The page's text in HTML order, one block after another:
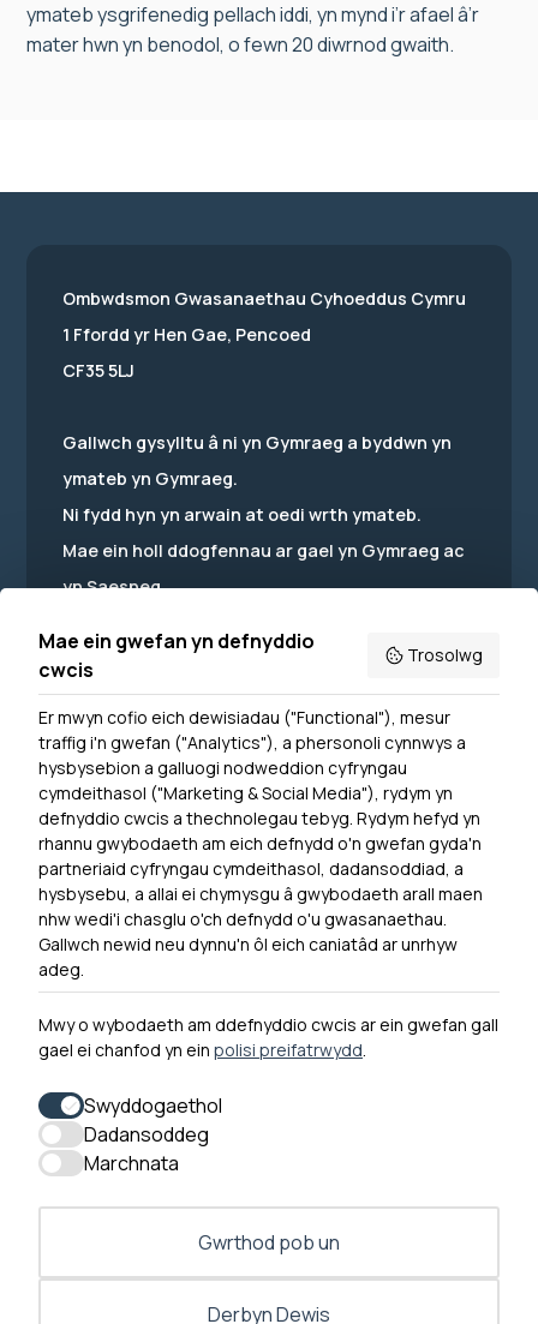
ymateb ysgrifenedig pellach iddi, yn mynd i’r afael â’r
mater hwn yn benodol, o fewn 20 diwrnod gwaith.
Dewislen Troedyn
Newyddion
Ymuno â ni
Hygyrchedd
Hysbysiad Preifatrwydd
Cysylltu â ni
0300 790 0203 Mae ein llinell ffôn ar agor rhwng 10yb-
4yp Dydd Llun - Dydd Gwener
Ombwdsmon Gwasanaethau Cyhoeddus Cymru
1 Ffordd yr Hen Gae, Pencoed
CF35 5LJ
Gallwch gysylltu â ni yn Gymraeg a byddwn yn
ymateb yn Gymraeg.
Ni fydd hyn yn arwain at oedi wrth ymateb.
Mae ein holl ddogfennau ar gael yn Gymraeg ac
yn Saesneg.
Powered by Translate
Mae ein gwefan yn defnyddio
cwcis
Trosolwg
Er mwyn cofio eich dewisiadau ("Functional"), mesur
traffig i'n gwefan ("Analytics"), a phersonoli cynnwys a
hysbysebion a galluogi nodweddion cyfryngau
cymdeithasol ("Marketing & Social Media"), rydym yn
defnyddio cwcis a thechnolegau tebyg. Rydym hefyd yn
rhannu gwybodaeth am eich defnydd o'n gwefan gyda'n
partneriaid cyfryngau cymdeithasol, dadansoddiad, a
hysbysebu, a allai ei chymysgu â gwybodaeth arall maen
nhw wedi'i chasglu o'ch defnydd o'u gwasanaethau.
Gallwch newid neu dynnu'n ôl eich caniatâd ar unrhyw
adeg.
Mwy o wybodaeth am ddefnyddio cwcis ar ein gwefan gall
gael ei chanfod yn ein polisi preifatrwydd.
Swyddogaethol
Dadansoddeg
Marchnata
Gwrthod pob un
Derbyn Dewis